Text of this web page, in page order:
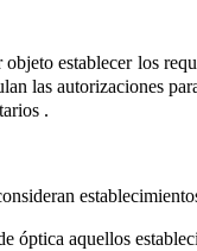
establecer los
las autorizaciones
.
óptica aquellos